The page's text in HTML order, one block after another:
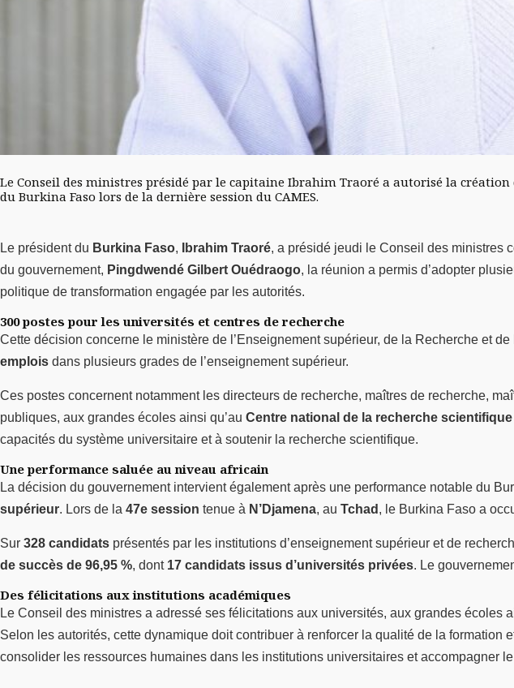
Le Conseil des ministres présidé par le capitaine Ibrahim Traoré a autorisé la
du Burkina Faso lors de la dernière session du CAMES.
Le président du Burkina Faso, Ibrahim Traoré, a présidé jeudi le Conseil des ministres
du gouvernement, Pingdwendé Gilbert Ouédraogo, la réunion a permis d’adopter
politique de transformation engagée par les autorités.
300 postes pour les universités et centres de recherche
Cette décision concerne le ministère de l’Enseignement supérieur, de la Recherche et de
emplois dans plusieurs grades de l’enseignement supérieur.
Ces postes concernent notamment les directeurs de recherche, maîtres de recherche,
publiques, aux grandes écoles ainsi qu’au Centre national de la recherche
capacités du système universitaire et à soutenir la recherche scientifique.
Une performance saluée au niveau africain
La décision du gouvernement intervient également après une performance notable du
supérieur. Lors de la 47e session tenue à N’Djamena, au Tchad , le Burkina Faso a
Sur 328 candidats présentés par les institutions d’enseignement supérieur et de
de succès de 96,95 %, dont 17 candidats issus d’universités privées. Le
Des félicitations aux institutions académiques
Le Conseil des ministres a adressé ses félicitations aux universités, aux grandes écoles
Selon les autorités, cette dynamique doit contribuer à renforcer la qualité de la
consolider les ressources humaines dans les institutions universitaires et accompagner